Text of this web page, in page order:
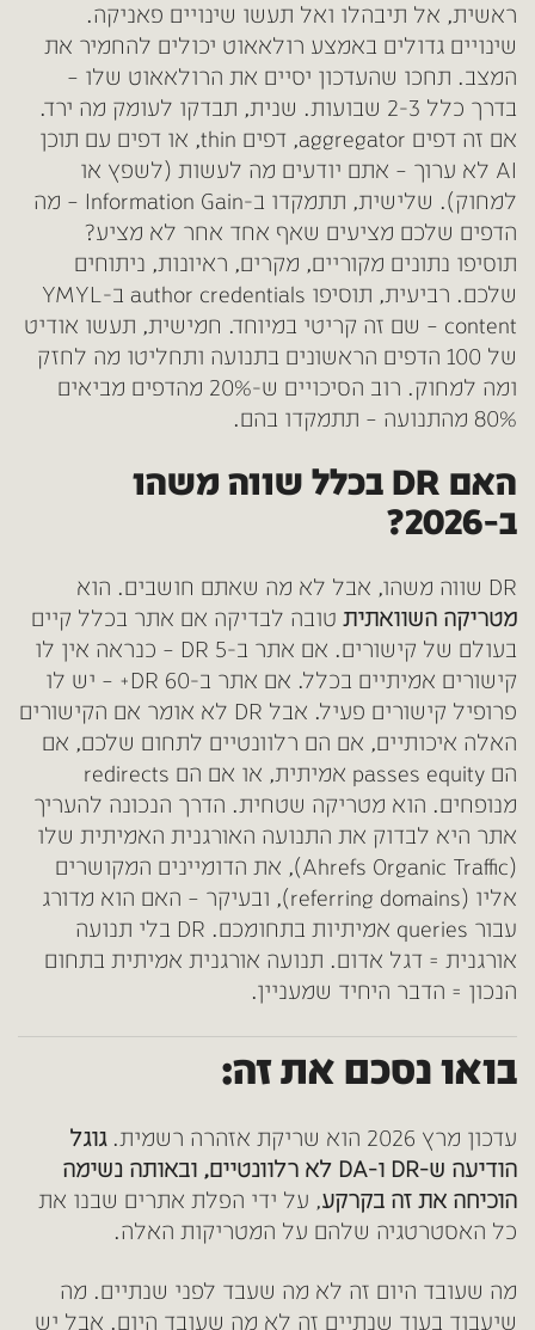
ראשית, אל תיבהלו ואל תעשו שינויים פאניקה.
שינויים גדולים באמצע רולאאוט יכולים להחמיר את
המצב. תחכו שהעדכון יסיים את הרולאאוט שלו –
בדרך כלל 2-3 שבועות. שנית, תבדקו לעומק מה ירד.
אם זה דפים aggregator, דפים thin, או דפים עם תוכן
AI לא ערוך – אתם יודעים מה לעשות (לשפץ או
למחוק). שלישית, תתמקדו ב-Information Gain – מה
הדפים שלכם מציעים שאף אחד אחר לא מציע?
תוסיפו נתונים מקוריים, מקרים, ראיונות, ניתוחים
שלכם. רביעית, תוסיפו author credentials ב-YMYL
content – שם זה קריטי במיוחד. חמישית, תעשו אודיט
של 100 הדפים הראשונים בתנועה ותחליטו מה לחזק
ומה למחוק. רוב הסיכויים ש-20% מהדפים מביאים
80% מהתנועה – תתמקדו בהם.
האם DR בכלל שווה משהו
ב-2026?
DR שווה משהו, אבל לא מה שאתם חושבים. הוא
מטריקה השוואתית טובה לבדיקה אם אתר בכלל קיים
בעולם של קישורים. אם אתר ב-DR 5 – כנראה אין לו
קישורים אמיתיים בכלל. אם אתר ב-DR 60+ – יש לו
פרופיל קישורים פעיל. אבל DR לא אומר אם הקישורים
האלה איכותיים, אם הם רלוונטיים לתחום שלכם, אם
הם passes equity אמיתית, או אם הם redirects
מנופחים. הוא מטריקה שטחית. הדרך הנכונה להעריך
אתר היא לבדוק את התנועה האורגנית האמיתית שלו
(Ahrefs Organic Traffic), את הדומיינים המקושרים
אליו (referring domains), ובעיקר – האם הוא מדורג
עבור queries אמיתיות בתחומכם. DR בלי תנועה
אורגנית = דגל אדום. תנועה אורגנית אמיתית בתחום
הנכון = הדבר היחיד שמעניין.
בואו נסכם את זה:
עדכון מרץ 2026 הוא שריקת אזהרה רשמית.
גוגל
הודיעה ש-DR ו-DA לא רלוונטיים, ובאותה נשימה
הוכיחה את זה בקרקע, על ידי הפלת אתרים שבנו את
כל האסטרטגיה שלהם על המטריקות האלה.
מה שעובד היום זה לא מה שעבד לפני שנתיים. מה
שיעבוד בעוד שנתיים זה לא מה שעובד היום. אבל יש